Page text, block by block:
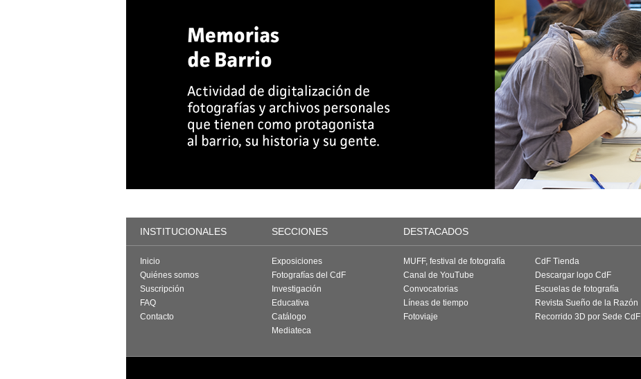
INSTITUCIONALES SECCIONES DESTACADOS
Inicio
Quiénes somos
Suscripción
FAQ
Contacto
Exposiciones
Fotografías del CdF
Investigación
Educativa
Catálogo
Mediateca
MUFF, festival de fotografía
Canal de YouTube
Convocatorias
Líneas de tiempo
Fotoviaje
CdF Tienda
Descargar logo CdF
Escuelas de fotografía
Revista Sueño de la Razón
Recorrido 3D por Sede CdF